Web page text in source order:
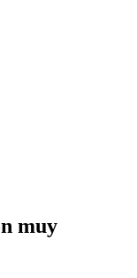
muy